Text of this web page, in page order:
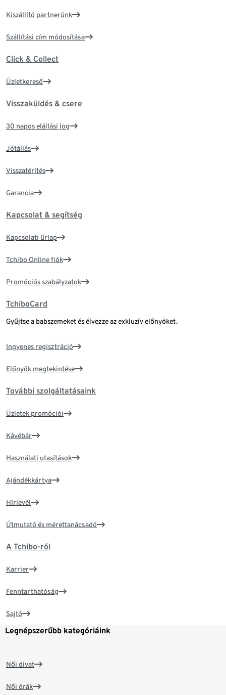
Kiszállító partnerünk
Szállítási cím módosítása
Click & Collect
Üzletkereső
Visszaküldés & csere
30 napos elállási jog
Jótállás
Visszatérítés
Garancia
Kapcsolat & segítség
Kapcsolati űrlap
Tchibo Online fiók
Promóciós szabályzatok
TchiboCard
Gyűjtse a babszemeket és élvezze az exkluzív előnyöket.
Ingyenes regisztráció
Előnyök megtekintése
További szolgáltatásaink
Üzletek promóciói
Kávébár
Használati utasítások
Ajándékkártya
Hírlevél
Útmutató és mérettanácsadó
A Tchibo-ról
Karrier
Fenntarthatóság
Sajtó
Legnépszerűbb kategóriáink
Női divat
Női órák